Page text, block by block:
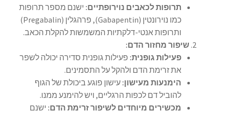
תרופות לכאבים נוירופתיים: ישנם מספר תרופות
כמו נוירונטין (Gabapentin), פרהגלין (Pregabalin)
ותרופות אנטי-דלקתיות המשמשות להקלת הכאב.
שיפור מחזור הדם:
פעילות גופנית: פעילות גופנית סדירה יכולה לשפר
את זרימת הדם ולהקל על התסמינים.
הימנעות מעישון: עישון פוגע ביכולת של הגוף
להוביל דם לכפות הרגליים, ויש להימנע ממנו.
מכשירים מיוחדים לשיפור זרימת הדם: ישנם